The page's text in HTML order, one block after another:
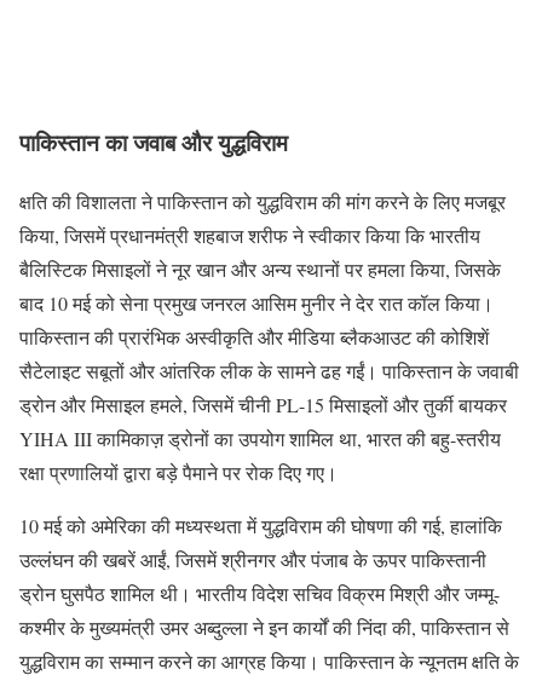
पाकिस्तान का जवाब और युद्धविराम
क्षति की विशालता ने पाकिस्तान को युद्धविराम की मांग करने के लिए मजबूर
किया, जिसमें प्रधानमंत्री शहबाज शरीफ ने स्वीकार किया कि भारतीय
बैलिस्टिक मिसाइलों ने नूर खान और अन्य स्थानों पर हमला किया, जिसके
बाद 10 मई को सेना प्रमुख जनरल आसिम मुनीर ने देर रात कॉल किया।
पाकिस्तान की प्रारंभिक अस्वीकृति और मीडिया ब्लैकआउट की कोशिशें
सैटेलाइट सबूतों और आंतरिक लीक के सामने ढह गईं। पाकिस्तान के जवाबी
ड्रोन और मिसाइल हमले, जिसमें चीनी PL-15 मिसाइलों और तुर्की बायकर
YIHA III कामिकाज़ ड्रोनों का उपयोग शामिल था, भारत की बहु-स्तरीय
रक्षा प्रणालियों द्वारा बड़े पैमाने पर रोक दिए गए।
10 मई को अमेरिका की मध्यस्थता में युद्धविराम की घोषणा की गई, हालांकि
उल्लंघन की खबरें आईं, जिसमें श्रीनगर और पंजाब के ऊपर पाकिस्तानी
ड्रोन घुसपैठ शामिल थी। भारतीय विदेश सचिव विक्रम मिश्री और जम्मू-
कश्मीर के मुख्यमंत्री उमर अब्दुल्ला ने इन कार्यों की निंदा की, पाकिस्तान से
युद्धविराम का सम्मान करने का आग्रह किया। पाकिस्तान के न्यूनतम क्षति के